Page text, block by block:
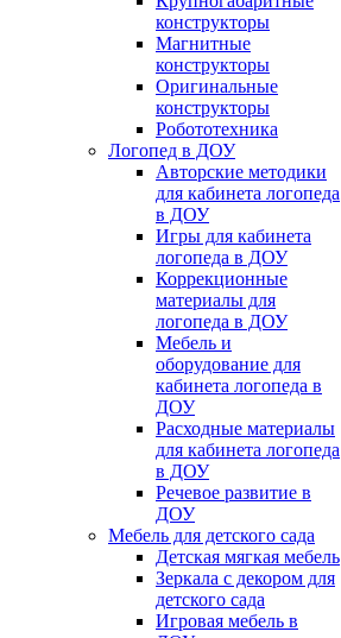
конструкторы
Магнитные
конструкторы
Оригинальные
конструкторы
Робототехника
Логопед в ДОУ
Авторские методики
для кабинета логопеда
в ДОУ
Игры для кабинета
логопеда в ДОУ
Коррекционные
материалы для
логопеда в ДОУ
Мебель и
оборудование для
кабинета логопеда в
ДОУ
Расходные материалы
для кабинета логопеда
в ДОУ
Речевое развитие в
ДОУ
Мебель для детского сада
Детская мягкая мебель
Зеркала с декором для
детского сада
Игровая мебель в